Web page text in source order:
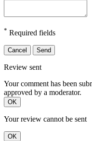
* Required fields
Cancel Send
Review sent
Your comment has been
approved by a moderator.
OK
Your review cannot be sent
OK